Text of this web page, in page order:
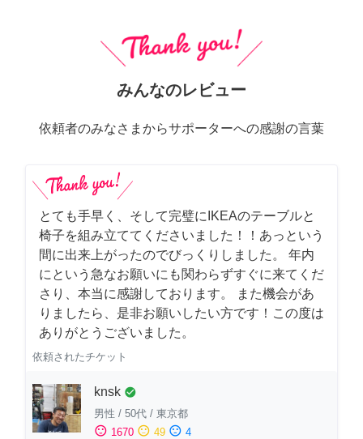
みんなのレビュー
依頼者のみなさまからサポーターへの感謝の言葉
とても手早く、そして完璧にIKEAのテーブルと
椅子を組み立ててくださいました！！あっという
間に出来上がったのでびっくりしました。 年内
にという急なお願いにも関わらずすぐに来てくだ
さり、本当に感謝しております。 また機会があ
りましたら、是非お願いしたい方です！この度は
ありがとうございました。
依頼されたチケット
knsk check_circle
男性 / 50代 / 東京都
sentiment_satisfied 1670 sentiment_neutral 49 sentiment_dissatisfied 4